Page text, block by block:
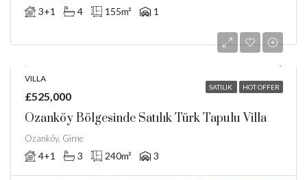
3+1 4 155m² 1
SATILIK HOT OFFER
VILLA
£525,000
Ozanköy Bölgesinde Satılık Türk Tapulu Villa
Ozanköy, Girne
4+1 3 240m² 3